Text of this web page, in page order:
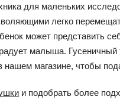
для маленьких
легко
может представить
малыша. Гусеничный
магазине, чтобы
и подобрать более